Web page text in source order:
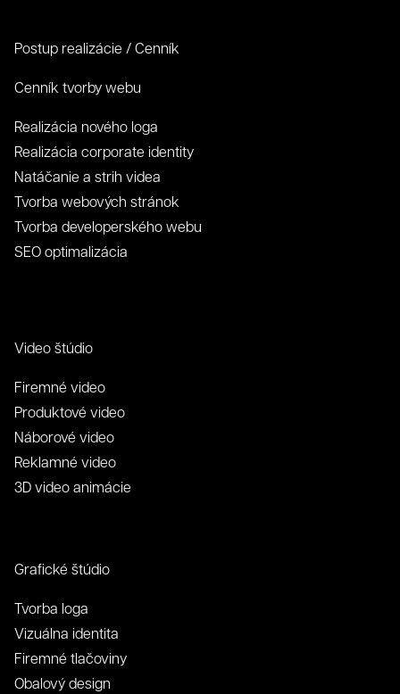
Postup realizácie / Cenník
Cenník tvorby webu
Realizácia nového loga
Realizácia corporate identity
Natáčanie a strih videa
Tvorba webových stránok
Tvorba developerského webu
SEO optimalizácia
Video štúdio
Firemné video
Produktové video
Náborové video
Reklamné video
3D video animácie
Grafické štúdio
Tvorba loga
Vizuálna identita
Firemné tlačoviny
Obalový design